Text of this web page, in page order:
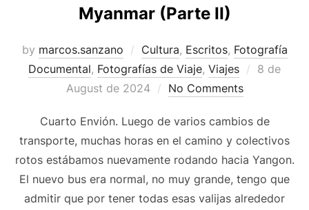
Myanmar (Parte II)
by marcos.sanzano Cultura, Escritos, Fotografía
Documental, Fotografías de Viaje, Viajes
8 de
August de 2024
No Comments
Cuarto Envión. Luego de varios cambios de
transporte, muchas horas en el camino y colectivos
rotos estábamos nuevamente rodando hacia Yangon.
El nuevo bus era normal, no muy grande, tengo que
admitir que por tener todas esas valijas alrededor